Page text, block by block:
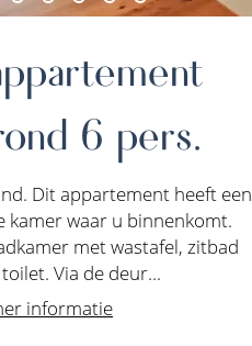
6 pers.
Dit appartement heeft een
kamer waar u binnenkomt.
met wastafel, zitbad
Via de deur...
informatie